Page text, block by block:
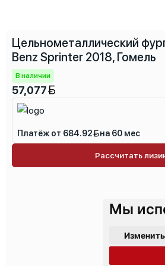
Мы
Цельнометаллический
Benz Sprinter 2018, Гомель
В наличии
57,077
Платёж от 684.92 на 60 мес
Рассчитать